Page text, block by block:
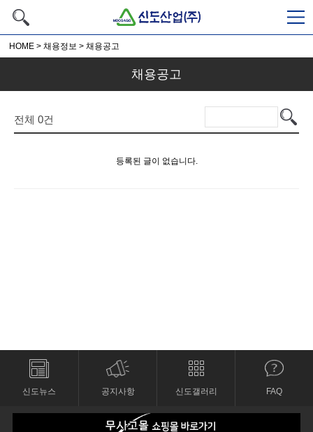
HOME > 채용정보 > 채용공고
채용공고
전체 0건
등록된 글이 없습니다.
신도뉴스 공지사항 신도갤러리 FAQ